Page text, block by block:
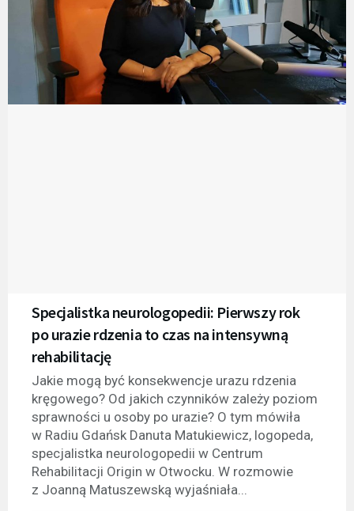
Specjalistka neurologopedii: Pierwszy rok
po urazie rdzenia to czas na intensywną
rehabilitację
Jakie mogą być konsekwencje urazu rdzenia
kręgowego? Od jakich czynników zależy poziom
sprawności u osoby po urazie? O tym mówiła
w Radiu Gdańsk Danuta Matukiewicz, logopeda,
specjalistka neurologopedii w Centrum
Rehabilitacji Origin w Otwocku. W rozmowie
z Joanną Matuszewską wyjaśniała...